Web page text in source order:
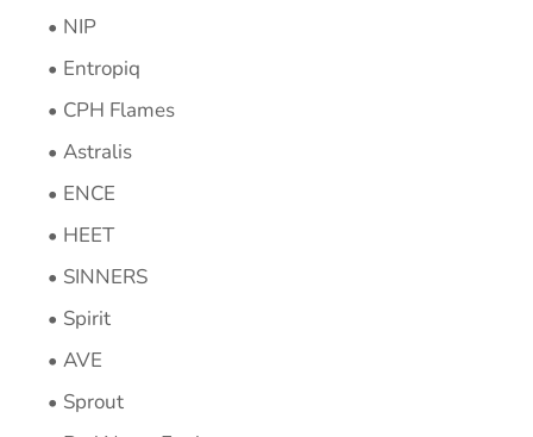
NIP
Entropiq
CPH Flames
Astralis
ENCE
HEET
SINNERS
Spirit
AVE
Sprout